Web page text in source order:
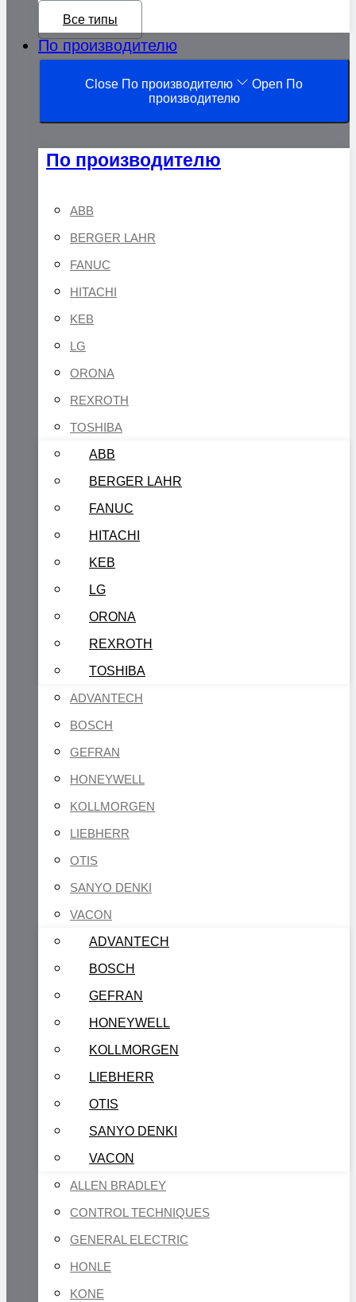
Все типы
По производителю
Close По производителю
Open По
производителю
По производителю
ABB
BERGER LAHR
FANUC
HITACHI
KEB
LG
ORONA
REXROTH
TOSHIBA
ABB
BERGER LAHR
FANUC
HITACHI
KEB
LG
ORONA
REXROTH
TOSHIBA
ADVANTECH
BOSCH
GEFRAN
HONEYWELL
KOLLMORGEN
LIEBHERR
OTIS
SANYO DENKI
VACON
ADVANTECH
BOSCH
GEFRAN
HONEYWELL
KOLLMORGEN
LIEBHERR
OTIS
SANYO DENKI
VACON
ALLEN BRADLEY
CONTROL TECHNIQUES
GENERAL ELECTRIC
HONLE
KONE